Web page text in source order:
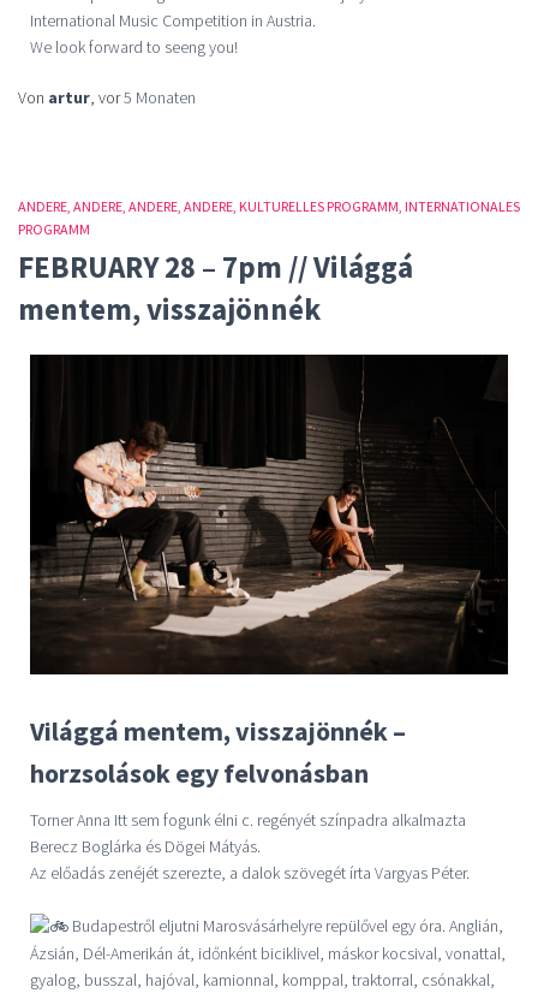
International Music Competition in Austria.
We look forward to seeng you!
Von artur, vor5 Monaten
ANDERE ANDERE ANDERE ANDERE KULTURELLES PROGRAMM INTERNATIONALES
PROGRAMM
FEBRUARY 28 – 7pm // Világgá
mentem, visszajönnék
Világgá mentem, visszajönnék –
horzsolások egy felvonásban
Torner Anna Itt sem fogunk élni c. regényét színpadra alkalmazta
Berecz Boglárka és Dögei Mátyás.
Az előadás zenéjét szerezte, a dalok szövegét írta Vargyas Péter.
Budapestről eljutni Marosvásárhelyre repülővel egy óra. Anglián,
Ázsián, Dél-Amerikán át, időnként biciklivel, máskor kocsival, vonattal,
gyalog, busszal, hajóval, kamionnal, komppal, traktorral, csónakkal,